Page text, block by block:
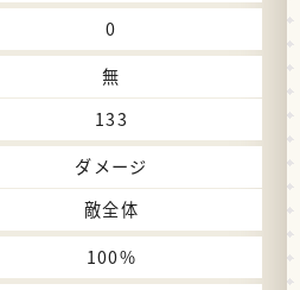
0
無
133
ダメージ
敵全体
100%